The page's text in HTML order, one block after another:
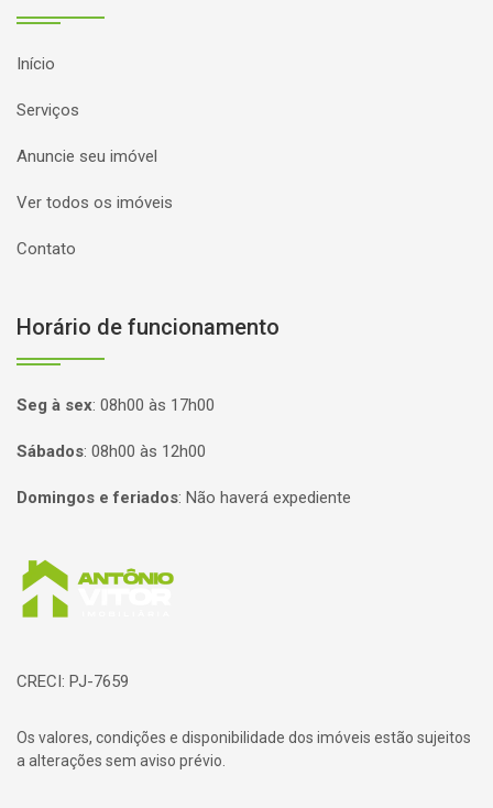
Início
Serviços
Anuncie seu imóvel
Ver todos os imóveis
Contato
Horário de funcionamento
Seg à sex: 08h00 às 17h00
Sábados: 08h00 às 12h00
Domingos e feriados: Não haverá expediente
Página inicial
CRECI: PJ-7659
Os valores, condições e disponibilidade dos imóveis estão sujeitos
a alterações sem aviso prévio.